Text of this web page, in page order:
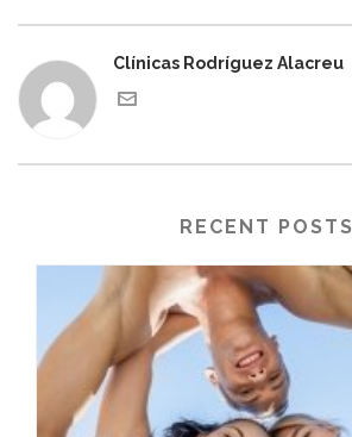
Clínicas Rodríguez Alacreu
RECENT POSTS